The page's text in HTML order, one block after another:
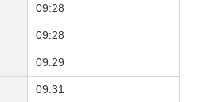
09:28
09:28
09:29
09:31